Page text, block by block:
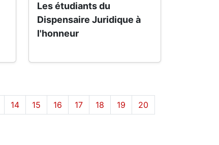
Les étudiants du
Dispensaire Juridique à
l'honneur
14 15 16 17 18 19
20